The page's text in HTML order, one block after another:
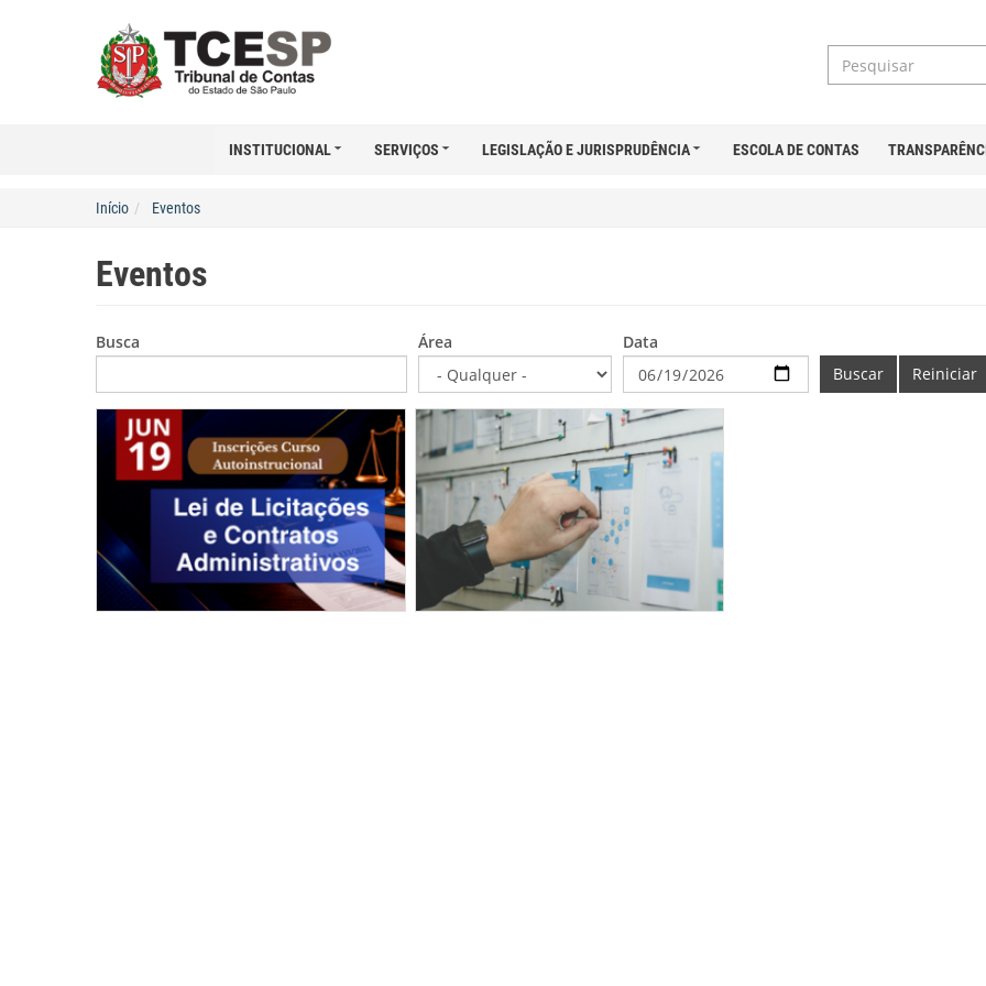
INSTITUCIONAL SERVIÇOS LEGISLAÇÃO E JURISPRUDÊNCIA ESCOLA DE CONTAS
Início Eventos
Eventos
Busca Área
Data
Buscar
Reiniciar